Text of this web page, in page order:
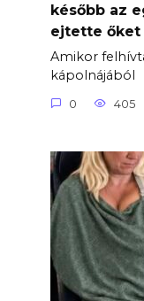
később az
ejtette őket
Amikor
kápolnájából
0 405